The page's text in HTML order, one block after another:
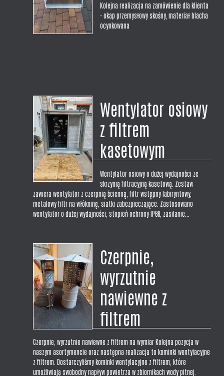
Kolejna realizacja na zamówienie dla klienta
- okap przemysłowy skośny, materiał blacha
ocynkowana
Wentylator osiowy
z filtrem
kasetowym
Wentylator osiowy o dużej wydajności ze
skrzynią filtracyjną kasetową. Zestaw
zawiera wentylator z czerpnią ścienną, filtr wstępny labiryntowy,
metalowy filtr na włókninę, siatki zabezpieczające. Zastosowano
wentylator o dużej wydajności, stopień ochrony IP66, zasilanie...
Czerpnie,
wyrzutnie
nawiewne z
filtrem
Czerpnie, wyrzutnie nawiewne z filtrem na wymiar Kolejna pozycja w
naszym asortymencie oraz następna realizacja to kominki wentylacyjne
z filtrem. Dostarczyliśmy kominki wentylacyjne z filtrem, które
umożliwiają swobodny napływ powietrza w zbiornikach wody pitnej.